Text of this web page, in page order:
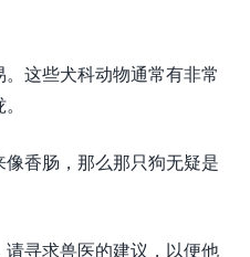
这些犬科动物通常有非常
香肠，那么那只狗无疑是
寻求兽医的建议，以便他